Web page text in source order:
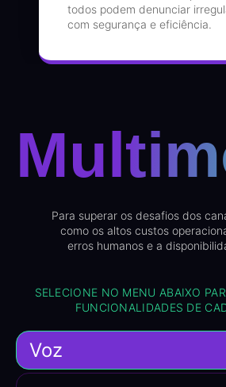
todos podem denunciar
com segurança e eficiência.
Para superar os desafios dos
como os altos custos
erros humanos e a
SELECIONE NO MENU ABAIXO
FUNCIONALIDADES DE